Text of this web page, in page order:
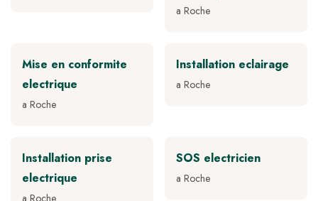
a Roche
Mise en conformite
electrique
a Roche
Installation eclairage
a Roche
Installation prise
electrique
SOS electricien
a Roche